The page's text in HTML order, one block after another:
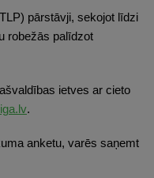
pārstāvji, sekojot līdzi
robežās palīdzot
ietves ar cieto
.
anketu, varēs saņemt